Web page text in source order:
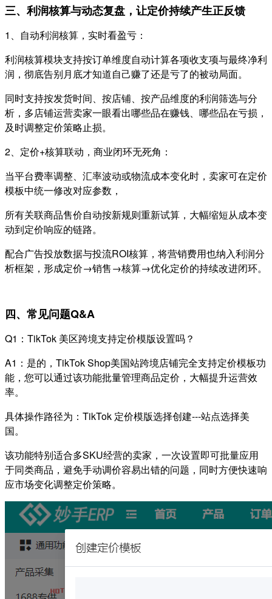
三、利润核算与动态复盘，让定价持续产生正反馈
1、自动利润核算，实时看盈亏：
利润核算模块支持按订单维度自动计算各项收支项与最终净利
润，彻底告别月底才知道自己赚了还是亏了的被动局面。
同时支持按发货时间、按店铺、按产品维度的利润筛选与分
析，多店铺运营卖家一眼看出哪些品在赚钱、哪些品在亏损，
及时调整定价策略止损。
2、定价+核算联动，商业闭环无死角：
当平台费率调整、汇率波动或物流成本变化时，卖家可在定价
模板中统一修改对应参数，
所有关联商品售价自动按新规则重新试算，大幅缩短从成本变
动到定价响应的链路。
配合广告投放数据与投流ROI核算，将营销费用也纳入利润分
析框架，形成定价→销售→核算→优化定价的持续改进闭环。
四、常见问题Q&A
Q1：TikTok 美区跨境支持定价模版设置吗？
A1：是的，TikTok Shop美国站跨境店铺完全支持定价模板功
能，您可以通过该功能批量管理商品定价，大幅提升运营效
率。
具体操作路径为：TikTok 定价模版选择创建---站点选择美
国。
该功能特别适合多SKU经营的卖家，一次设置即可批量应用
于同类商品，避免手动调价容易出错的问题，同时方便快速响
应市场变化调整定价策略。